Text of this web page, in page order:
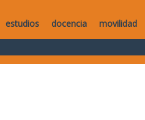
estudios docencia movilidad